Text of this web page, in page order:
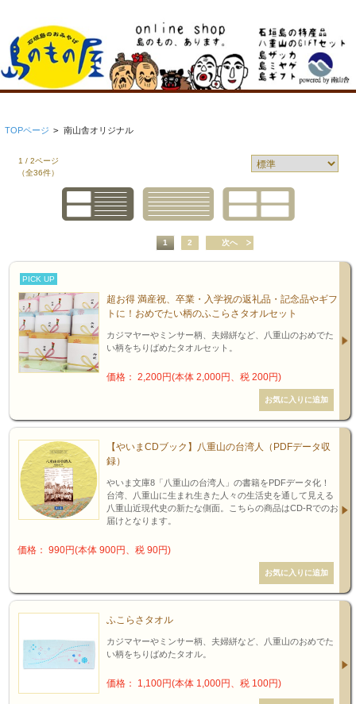
TOPページ > 南山舎オリジナル
1 / 2ページ
（全36件）
1 2 次へ
PICK UP
超お得 満産祝、卒業・入学祝の返礼品・記念品やギフ
トに！おめでたい柄のふこらさタオルセット
カジマヤーやミンサー柄、夫婦絣など、八重山のおめでた
い柄をちりばめたタオルセット。
価格： 2,200円(本体 2,000円、税 200円)
【やいまCDブック】八重山の台湾人（PDFデータ収
録）
やいま文庫8「八重山の台湾人」の書籍をPDFデータ化！
台湾、八重山に生まれ生きた人々の生活史を通して見える
八重山近現代史の新たな側面。こちらの商品はCD-Rでのお
届けとなります。
価格： 990円(本体 900円、税 90円)
ふこらさタオル
カジマヤーやミンサー柄、夫婦絣など、八重山のおめでた
い柄をちりばめたタオル。
価格： 1,100円(本体 1,000円、税 100円)